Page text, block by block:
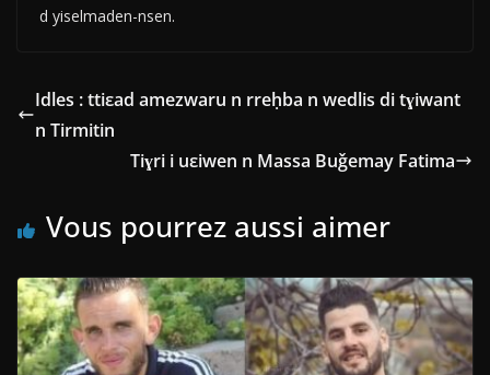
d yiselmaden-nsen.
Idles : ttiεad amezwaru n rreḥba n wedlis di tɣiwant
n Tirmitin
Tiɣri i uεiwen n Massa Buǧemay Fatima
Vous pourrez aussi aimer